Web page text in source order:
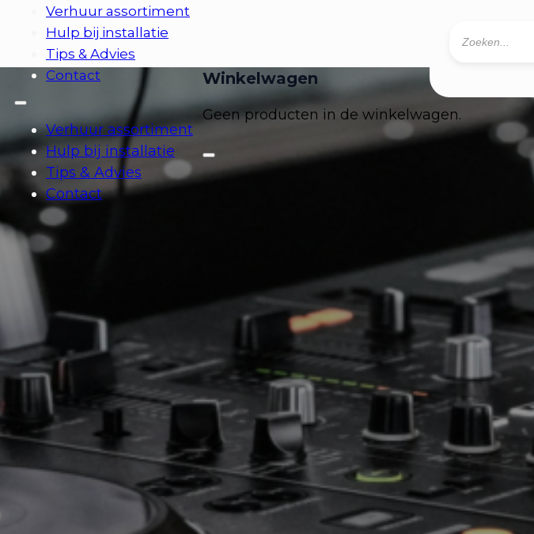
Verhuur assortiment
Hulp bij installatie
Tips & Advies
Contact
Verhuur assortiment
Hulp bij installatie
Tips & Advies
Contact
Geen producten in de winkelwagen.
zoeken